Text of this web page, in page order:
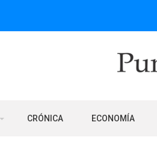
CRÓNICA ECONOMÍA